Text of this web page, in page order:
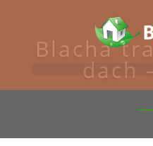
Blacha
dach